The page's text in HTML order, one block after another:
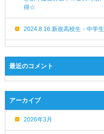
得☆
2024.8.16.新規高校生・中学
最近のコメント
アーカイブ
2026年3月